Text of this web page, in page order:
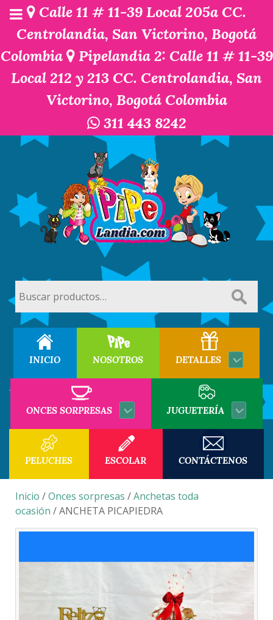
Calle 11 # 11-39 Local 205a CC.
Centrolandia, San Victorino, Bogotá
Colombia
Pipelandia 2: Calle 11 # 11-39
Local 212 y 213 CC. Centrolandia, San
Victorino, Bogotá Colombia
311 443 8242
por:
INICIO NOSOTROS DETALLES
ONCES SORPRESAS JUGUETERÍA
PELUCHES ESCOLAR CONTÁCTENOS
Inicio /Onces sorpresas /Anchetas toda
ocasión / ANCHETA PICAPIEDRA